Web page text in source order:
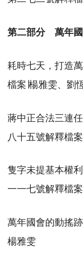
第二部分 萬年國
耗時七天，打造
檔案 楊雅雯、劉
蔣中正合法三連
八十五號解釋檔案
隻字未提基本權
一一七號解釋檔案
萬年國會的動搖
楊雅雯